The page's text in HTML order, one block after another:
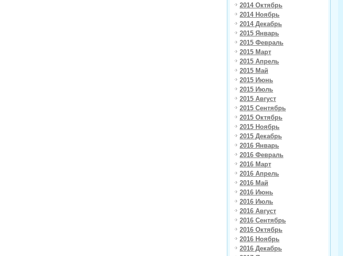
2014 Октябрь
2014 Ноябрь
2014 Декабрь
2015 Январь
2015 Февраль
2015 Март
2015 Апрель
2015 Май
2015 Июнь
2015 Июль
2015 Август
2015 Сентябрь
2015 Октябрь
2015 Ноябрь
2015 Декабрь
2016 Январь
2016 Февраль
2016 Март
2016 Апрель
2016 Май
2016 Июнь
2016 Июль
2016 Август
2016 Сентябрь
2016 Октябрь
2016 Ноябрь
2016 Декабрь